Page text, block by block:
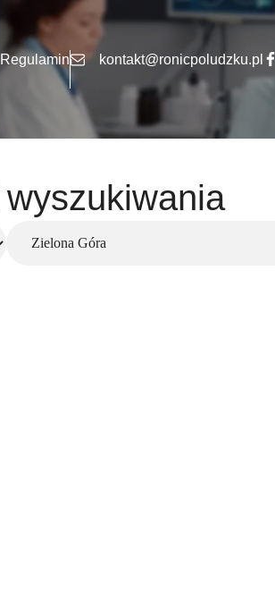
Regulamin kontakt@ronicpoludzku.pl